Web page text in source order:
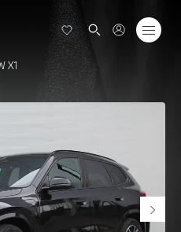
X1